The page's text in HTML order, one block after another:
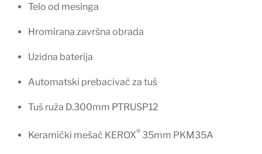
Telo od mesinga
Hromirana završna obrada
Uzidna baterija
Automatski prebacivač za tuš
Tuš ruža D.300mm PTRUSP12
Keramički mešač KEROX® 35mm PKM35A